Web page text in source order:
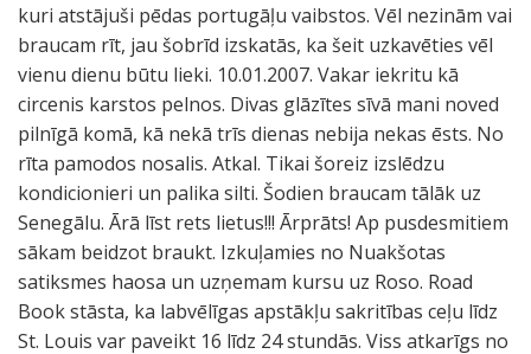
kuri atstājuši pēdas portugāļu vaibstos. Vēl nezinām vai
braucam rīt, jau šobrīd izskatās, ka šeit uzkavēties vēl
vienu dienu būtu lieki. 10.01.2007. Vakar iekritu kā
circenis karstos pelnos. Divas glāzītes sīvā mani noved
pilnīgā komā, kā nekā trīs dienas nebija nekas ēsts. No
rīta pamodos nosalis. Atkal. Tikai šoreiz izslēdzu
kondicionieri un palika silti. Šodien braucam tālāk uz
Senegālu. Ārā līst rets lietus!!! Ārprāts! Ap pusdesmitiem
sākam beidzot braukt. Izkuļamies no Nuakšotas
satiksmes haosa un uzņemam kursu uz Roso. Road
Book stāsta, ka labvēlīgas apstākļu sakritības ceļu līdz
St. Louis var paveikt 16 līdz 24 stundās. Viss atkarīgs no